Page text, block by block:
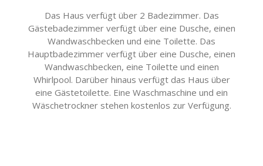
Das Haus verfügt über 2 Badezimmer. Das
Gästebadezimmer verfügt über eine Dusche, einen
Wandwaschbecken und eine Toilette. Das
Hauptbadezimmer verfügt über eine Dusche, einen
Wandwaschbecken, eine Toilette und einen
Whirlpool. Darüber hinaus verfügt das Haus über
eine Gästetoilette. Eine Waschmaschine und ein
Wäschetrockner stehen kostenlos zur Verfügung.